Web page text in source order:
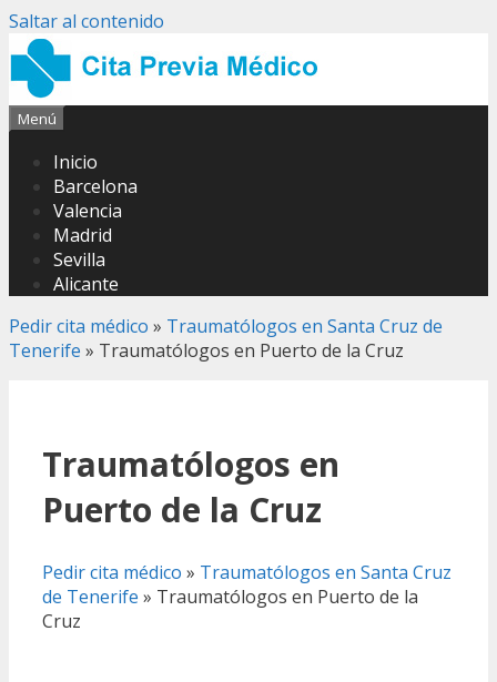
Saltar al contenido
Menú
Inicio
Barcelona
Valencia
Madrid
Sevilla
Alicante
Pedir cita médico » Traumatólogos en Santa Cruz de
Tenerife » Traumatólogos en Puerto de la Cruz
Traumatólogos en
Puerto de la Cruz
Pedir cita médico » Traumatólogos en Santa Cruz
de Tenerife » Traumatólogos en Puerto de la
Cruz